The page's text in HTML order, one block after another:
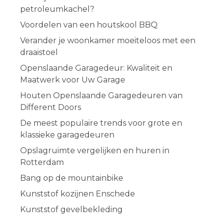
petroleumkachel?
Voordelen van een houtskool BBQ
Verander je woonkamer moeiteloos met een
draaistoel
Openslaande Garagedeur: Kwaliteit en
Maatwerk voor Uw Garage
Houten Openslaande Garagedeuren van
Different Doors
De meest populaire trends voor grote en
klassieke garagedeuren
Opslagruimte vergelijken en huren in
Rotterdam
Bang op de mountainbike
Kunststof kozijnen Enschede
Kunststof gevelbekleding